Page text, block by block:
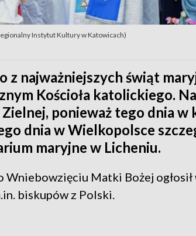
Instytut Kultury w Katowicach)
z najważniejszych świąt
Kościoła katolickiego.
ponieważ tego dnia w
dnia w Wielkopolsce
maryjne w Licheniu.
Wniebowzięciu Matki Bożej
biskupów z Polski.